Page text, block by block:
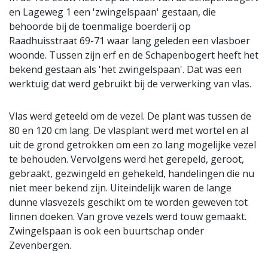
en Lageweg 1 een 'zwingelspaan' gestaan, die
behoorde bij de toenmalige boerderij op
Raadhuisstraat 69-71 waar lang geleden een vlasboer
woonde. Tussen zijn erf en de Schapenbogert heeft het
bekend gestaan als 'het zwingelspaan'. Dat was een
werktuig dat werd gebruikt bij de verwerking van vlas.
Vlas werd geteeld om de vezel. De plant was tussen de
80 en 120 cm lang. De vlasplant werd met wortel en al
uit de grond getrokken om een zo lang mogelijke vezel
te behouden. Vervolgens werd het gerepeld, geroot,
gebraakt, gezwingeld en gehekeld, handelingen die nu
niet meer bekend zijn. Uiteindelijk waren de lange
dunne vlasvezels geschikt om te worden geweven tot
linnen doeken. Van grove vezels werd touw gemaakt.
Zwingelspaan is ook een buurtschap onder
Zevenbergen.